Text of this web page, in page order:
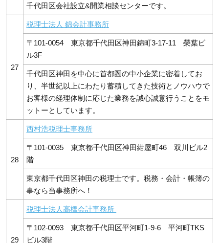
千代田区会社設立&開業相談センターです。
27
税理士法人 錦会計事務所
〒101-0054 東京都千代田区神田錦町3-17-11 榮葉ビ
ル3F
千代田区神田を中心に首都圏の中小企業に密着してお
り、半世紀以上にわたり蓄積してきた技術とノウハウで
お客様の経理体制に応じた業務を誠心誠意行うことをモ
ットーとしています。
28
西村浩税理士事務所
〒101-0035 東京都千代田区神田紺屋町46 双川ビル2
階
東京都千代田区神田の税理士です。税務・会計・帳簿の
事なら当事務所へ！
29
税理士法人高橋会計事務所
〒102-0093 東京都千代田区平河町1-9-6 平河町TKS
ビル3階